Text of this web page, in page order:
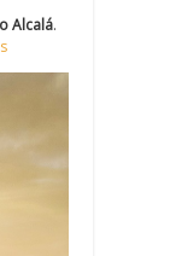
Alcalá.